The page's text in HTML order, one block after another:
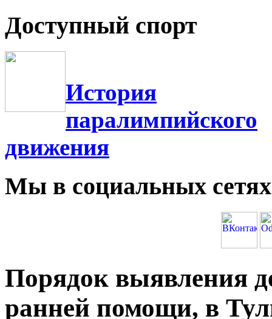
Доступный спорт
История
паралимпийского
движения
Мы в социальных сетях
Порядок выявления